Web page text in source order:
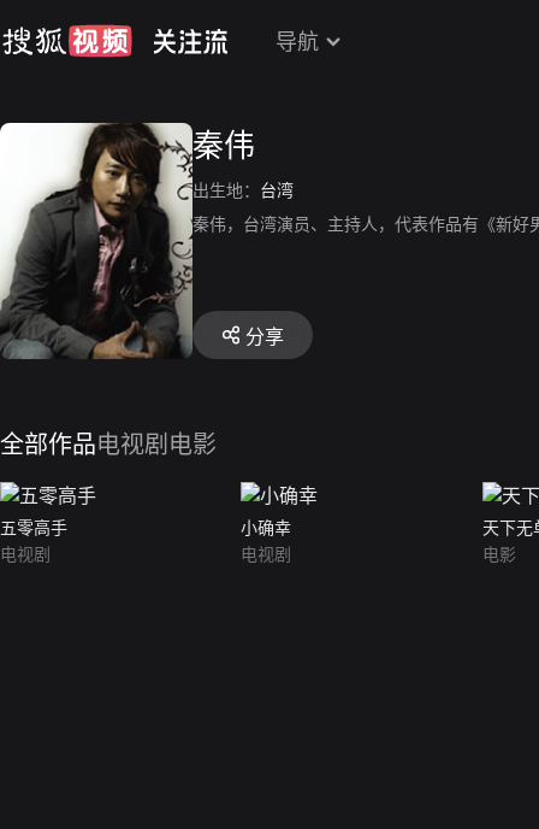
导航
秦伟
出生地： 台湾
秦伟，台湾演员、主持人，代表作品有《新好
分享
全部作品电视剧 电影
五零高手
电视剧
小确幸
电视剧
天下无
电影